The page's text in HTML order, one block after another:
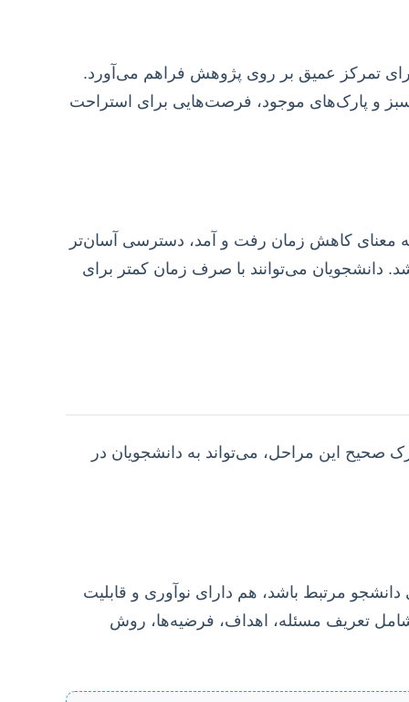
تمرکز عمیق بر روی پژوهش فراهم می‌آورد.
سبز و پارک‌های موجود، فرصت‌هایی برای استراحت
معنای کاهش زمان رفت و آمد، دسترسی آسان‌تر
دانشجویان می‌توانند با صرف زمان کمتر برای
صحیح این مراحل، می‌تواند به دانشجویان در
مرتبط باشد، هم دارای نوآوری و قابلیت
تعریف مسئله، اهداف، فرضیه‌ها، روش